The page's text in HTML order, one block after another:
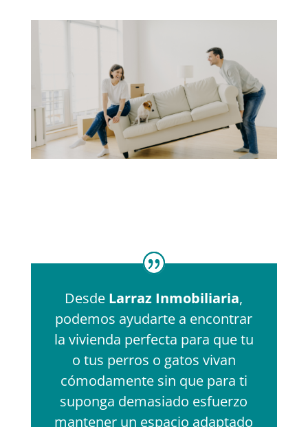
Desde Larraz Inmobiliaria,
podemos ayudarte a encontrar
la vivienda perfecta para que tu
o tus perros o gatos vivan
cómodamente sin que para ti
suponga demasiado esfuerzo
mantener un espacio adaptado